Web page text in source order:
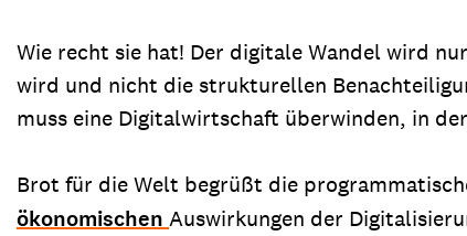
Wie recht sie hat! Der digitale Wandel wird
wird und nicht die strukturellen
muss eine Digitalwirtschaft überwinden, in
Brot für die Welt begrüßt die
ökonomischen Auswirkungen der